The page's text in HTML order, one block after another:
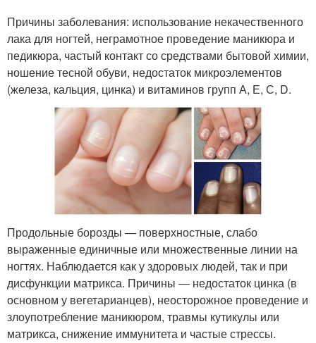
Причины заболевания: использование некачественного
лака для ногтей, неграмотное проведение маникюра и
педикюра, частый контакт со средствами бытовой химии,
ношение тесной обуви, недостаток микроэлементов
(железа, кальция, цинка) и витаминов групп А, Е, С, D.
Продольные борозды — поверхностные, слабо
выраженные единичные или множественные линии на
ногтях. Наблюдается как у здоровых людей, так и при
дисфункции матрикса. Причины — недостаток цинка (в
основном у вегетарианцев), неосторожное проведение и
злоупотребление маникюром, травмы кутикулы или
матрикса, снижение иммунитета и частые стрессы.